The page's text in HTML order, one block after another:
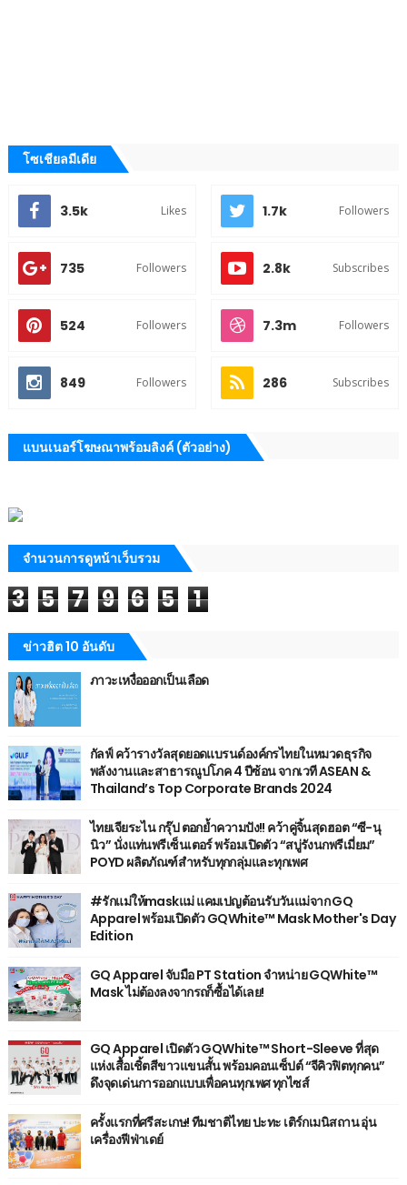
โซเชียลมีเดีย
3.5k Likes 1.7k Followers
735 Followers 2.8k Subscribes
524 Followers 7.3m Followers
849 Followers 286 Subscribes
แบนเนอร์โฆษณาพร้อมลิงค์ (ตัวอย่าง)
จำนวนการดูหน้าเว็บรวม
3 5 7 9 6 5 1
ข่าวฮิต 10 อันดับ
ภาวะเหงื่อออกเป็นเลือด
กัลฟ์ คว้ารางวัลสุดยอดแบรนด์องค์กรไทยในหมวดธุรกิจ
พลังงานและสาธารณูปโภค 4 ปีซ้อน จากเวที ASEAN &
Thailand’s Top Corporate Brands 2024
ไทยเจียระไน กรุ๊ป ตอกย้ำความปัง!! คว้าคู่จิ้นสุดฮอต “ซี-นุ
นิว” นั่งแท่นพรีเซ็นเตอร์ พร้อมเปิดตัว “สบู่รังนกพรีเมี่ยม”
POYD ผลิตภัณฑ์สำหรับทุกกลุ่มและทุกเพศ
#รักแม่ให้maskแม่ แคมเปญต้อนรับวันแม่จาก GQ
Apparel พร้อมเปิดตัว GQWhite™ Mask Mother's Day
Edition
GQ Apparel จับมือ PT Station จำหน่าย GQWhite™
Mask ไม่ต้องลงจากรถก็ซื้อได้เลย!
GQ Apparel เปิดตัว GQWhite™ Short-Sleeve ที่สุด
แห่งเสื้อเชิ้ตสีขาวแขนสั้น พร้อมคอนเซ็ปต์ “จีคิวฟิตทุกคน”
ดึงจุดเด่นการออกแบบเพื่อคนทุกเพศ ทุกไซส์
ครั้งแรกที่ศรีสะเกษ! ทีมชาติไทย ปะทะ เติร์กเมนิสถาน อุ่น
เครื่องฟีฟ่าเดย์